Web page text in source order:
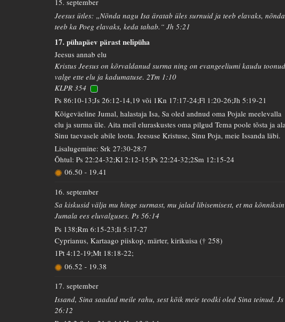
15. september
Jeesus ütles: „Nõnda nagu Isa äratab üles surnuid ja teeb elavaks, nõnda
teeb ka Poeg elavaks, keda tahab.“ Jh 5:21
17. pühapäev pärast nelipüha
Jeesus annab elu
Kristus Jeesus on kõrvaldanud surma ning on evangeeliumi kaudu
valge ette elu ja kadumatuse. 2Tm 1:10
KLPR 354
Ps 86:10-13;Js 26:12-14,19 või 1Kn 17:17-24;Fl 1:20-26;Jh 5:19-21
Kõigeväeline Jumal, halastaja Isa, Sa oled andnud oma Pojale meelevalla
elu ja surma üle. Aita meil eluraskustes oma pilgud Tema poole tõsta ja
Sinu taevasele abile loota. Jeesuse Kristuse, Sinu Poja, meie Issanda läbi.
Lisalugemine: Srk 27:30-28:7
Õhtul: Ps 22:24-32;Kl 2:12-15;Ps 22:24-32;2Sm 12:15-24
06.50 - 19.41
16. september
Sa kiskusid välja mu hinge surmast, mu jalad libisemisest, et ma kõnniksin
Jumala ees eluvalguses. Ps 56:14
Ps 138;Rm 6:15-23;Ii 5:17-27
Cyprianus, Kartaago piiskop, märter, kirikuisa († 258)
1Pt 4:12-19;Mt 18:18-22;
06.52 - 19.38
17. september
Issand, Sina saadad meile rahu, sest kõik meie teodki oled Sina teinud. Js
26:12